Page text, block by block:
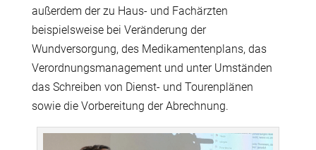
außerdem der zu Haus- und Fachärzten
beispielsweise bei Veränderung der
Wundversorgung, des Medikamentenplans, das
Verordnungsmanagement und unter Umständen
das Schreiben von Dienst- und Tourenplänen
sowie die Vorbereitung der Abrechnung.